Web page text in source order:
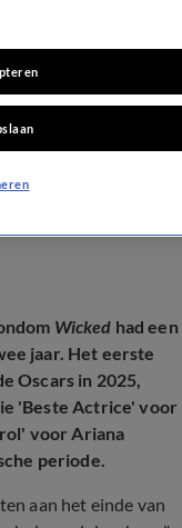
over
Wicked had een
jaar. Het eerste
Oscars in 2025,
'Beste Actrice' voor
voor Ariana
periode.
aan het einde van